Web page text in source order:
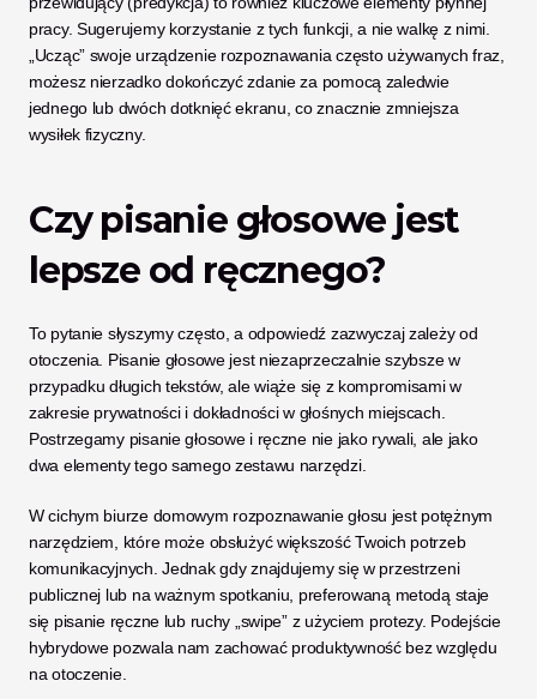
pracy. Sugerujemy korzystanie z tych funkcji, a nie walkę z nimi.
„Ucząc” swoje urządzenie rozpoznawania często używanych fraz,
możesz nierzadko dokończyć zdanie za pomocą zaledwie
jednego lub dwóch dotknięć ekranu, co znacznie zmniejsza
wysiłek fizyczny.
Czy pisanie głosowe jest
lepsze od ręcznego?
To pytanie słyszymy często, a odpowiedź zazwyczaj zależy od
otoczenia. Pisanie głosowe jest niezaprzeczalnie szybsze w
przypadku długich tekstów, ale wiąże się z kompromisami w
zakresie prywatności i dokładności w głośnych miejscach.
Postrzegamy pisanie głosowe i ręczne nie jako rywali, ale jako
dwa elementy tego samego zestawu narzędzi.
W cichym biurze domowym rozpoznawanie głosu jest potężnym
narzędziem, które może obsłużyć większość Twoich potrzeb
komunikacyjnych. Jednak gdy znajdujemy się w przestrzeni
publicznej lub na ważnym spotkaniu, preferowaną metodą staje
się pisanie ręczne lub ruchy „swipe” z użyciem protezy. Podejście
hybrydowe pozwala nam zachować produktywność bez względu
na otoczenie.